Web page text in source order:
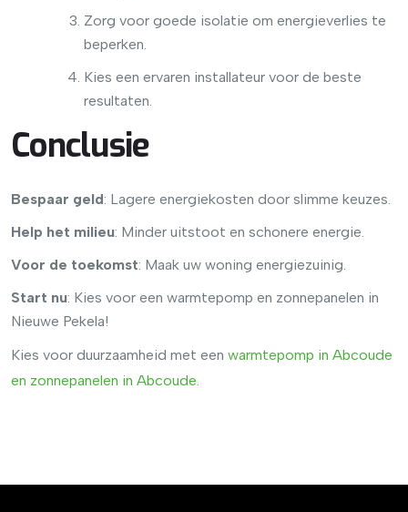
Zorg voor goede isolatie om energieverlies te
beperken.
Kies een ervaren installateur voor de beste
resultaten.
Conclusie
Bespaar geld: Lagere energiekosten door slimme keuzes.
Help het milieu: Minder uitstoot en schonere energie.
Voor de toekomst: Maak uw woning energiezuinig.
Start nu: Kies voor een warmtepomp en zonnepanelen in
Nieuwe Pekela!
Kies voor duurzaamheid met een warmtepomp in Abcoude
en zonnepanelen in Abcoude.